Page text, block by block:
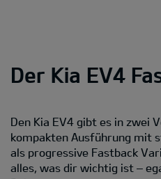
Der Kia EV4
Den Kia EV4 gibt es in zwei
kompakten Ausführung mit
als progressive Fastback
alles, was dir wichtig ist –